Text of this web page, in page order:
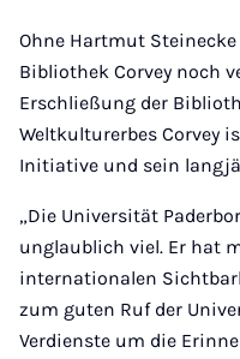
Ohne Hartmut
Bibliothek Corvey noch
Erschließung der
Weltkulturerbes Corvey
Initiative und sein
„Die Universität
unglaublich viel. Er hat
internationalen
zum guten Ruf der
Verdienste um die